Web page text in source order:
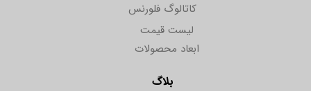
کاتالوگ فلورنس
بلاگ
ابعاد محصولات
لیست قیمت